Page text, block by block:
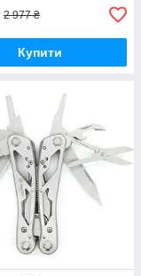
2 977 ₴
Купити